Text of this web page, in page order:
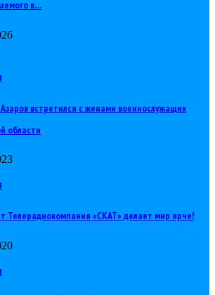
в…
встретился с женами военнослужащих
области
Телерадиокомпания «СКАТ» делает мир ярче!